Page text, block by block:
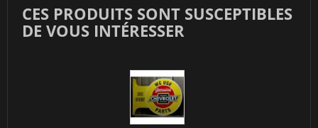
CES PRODUITS SONT SUSCEPTIBLES
DE VOUS INTÉRESSER